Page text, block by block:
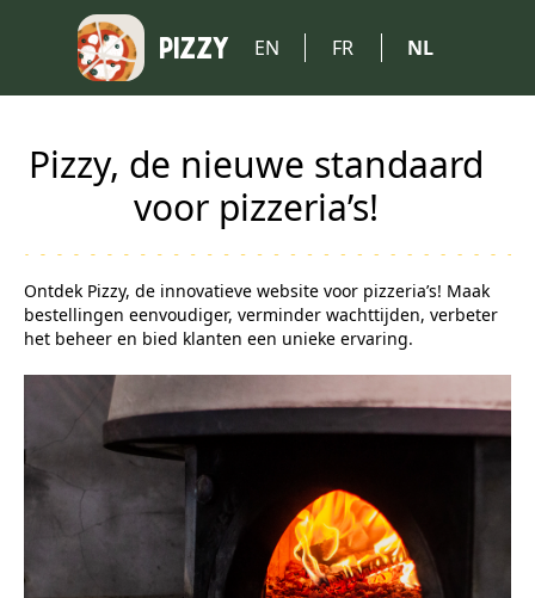
PIZZY EN FR NL
Pizzy, de nieuwe standaard
voor pizzeria’s!
Ontdek Pizzy, de innovatieve website voor pizzeria’s! Maak
bestellingen eenvoudiger, verminder wachttijden, verbeter
het beheer en bied klanten een unieke ervaring.